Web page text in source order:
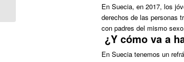
En Suecia, en 2017, los
derechos de las personas
con padres del mismo
¿Y cómo va a
En Suecia tenemos un